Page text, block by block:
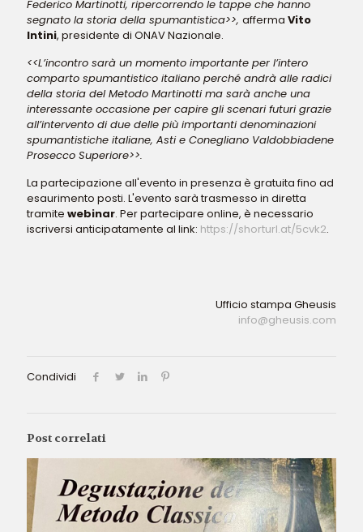
Federico Martinotti, ripercorrendo le tappe che hanno
segnato la storia della spumantistica>>, afferma Vito
Intini, presidente di ONAV Nazionale.
<<L’incontro sarà un momento importante per l’intero
comparto spumantistico italiano perché andrà alle radici
della storia del Metodo Martinotti ma sarà anche una
interessante occasione per capire gli scenari futuri grazie
all’intervento di due delle più importanti denominazioni
spumantistiche italiane, Asti e Conegliano Valdobbiadene
Prosecco Superiore>>.
La partecipazione all'evento in presenza è gratuita fino ad
esaurimento posti. L'evento sarà trasmesso in diretta
tramite webinar. Per partecipare online, è necessario
iscriversi anticipatamente al link: https://shorturl.at/5cvk2.
Ufficio stampa Gheusis
info@gheusis.com
Condividi
Post correlati